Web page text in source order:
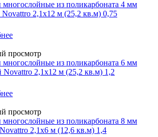
многослойные из поликарбоната 4 мм
2,1х12 м (25,2 кв.м) 0,75
просмотр
многослойные из поликарбоната 6 мм
Novattro 2,1х12 м (25,2 кв.м) 1,2
просмотр
многослойные из поликарбоната 8 мм
2,1х6 м (12,6 кв.м) 1,4